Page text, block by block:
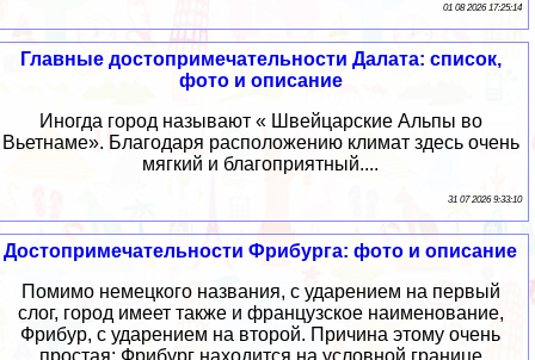
01 08 2026 17:25:14
Главные достопримечательности Далата: список,
фото и описание
Иногда город называют « Швейцарские Альпы во
Вьетнаме». Благодаря расположению климат здесь очень
мягкий и благоприятный....
31 07 2026 9:33:10
Достопримечательности Фрибурга: фото и описание
Помимо немецкого названия, с ударением на первый
слог, город имеет также и французское наименование,
Фрибур, с ударением на второй. Причина этому очень
простая: Фрибург находится на условной границе